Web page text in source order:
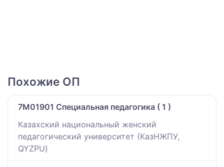
Похожие ОП
7M01901 Специальная педагогика ( 1 )
Казахский национальный женский
педагогический университет (КазНЖПУ,
QYZPU)